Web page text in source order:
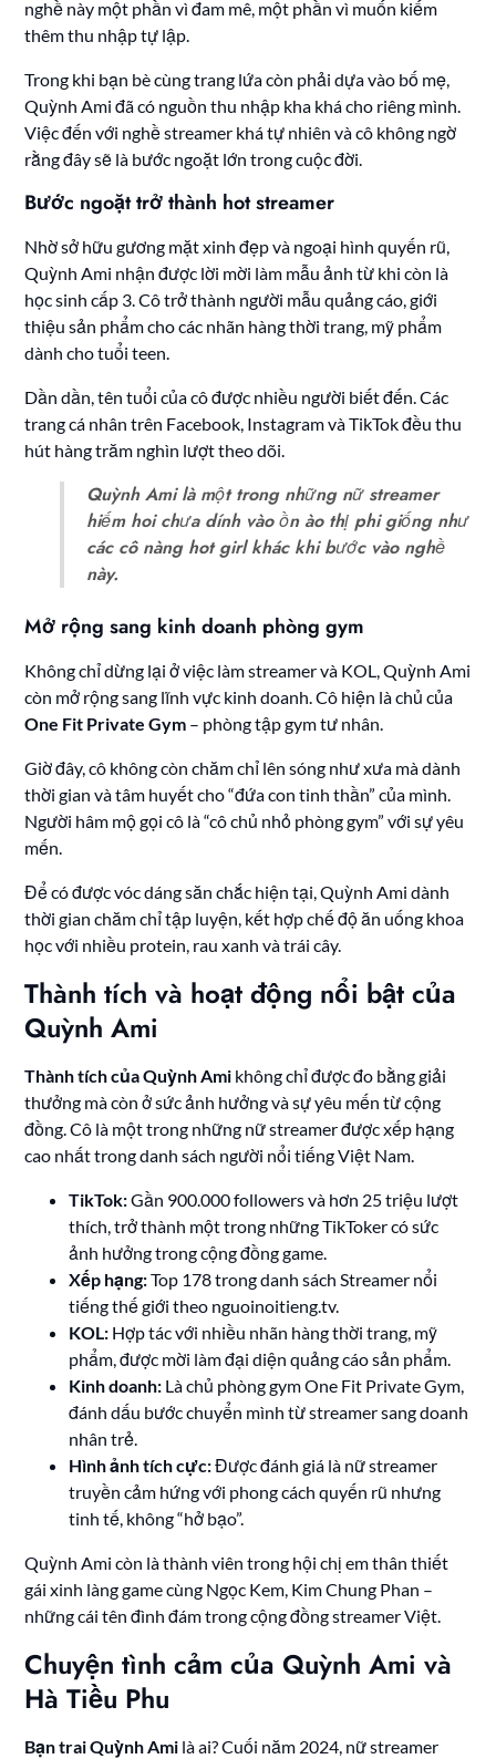
nghề này một phần vì đam mê, một phần vì muốn kiếm
thêm thu nhập tự lập.
Trong khi bạn bè cùng trang lứa còn phải dựa vào bố mẹ,
Quỳnh Ami đã có nguồn thu nhập kha khá cho riêng mình.
Việc đến với nghề streamer khá tự nhiên và cô không ngờ
rằng đây sẽ là bước ngoặt lớn trong cuộc đời.
Bước ngoặt trở thành hot streamer
Nhờ sở hữu gương mặt xinh đẹp và ngoại hình quyến rũ,
Quỳnh Ami nhận được lời mời làm mẫu ảnh từ khi còn là
học sinh cấp 3. Cô trở thành người mẫu quảng cáo, giới
thiệu sản phẩm cho các nhãn hàng thời trang, mỹ phẩm
dành cho tuổi teen.
Dần dần, tên tuổi của cô được nhiều người biết đến. Các
trang cá nhân trên Facebook, Instagram và TikTok đều thu
hút hàng trăm nghìn lượt theo dõi.
Quỳnh Ami là một trong những nữ streamer
hiếm hoi chưa dính vào ồn ào thị phi giống như
các cô nàng hot girl khác khi bước vào nghề
này.
Mở rộng sang kinh doanh phòng gym
Không chỉ dừng lại ở việc làm streamer và KOL, Quỳnh Ami
còn mở rộng sang lĩnh vực kinh doanh. Cô hiện là chủ của
One Fit Private Gym – phòng tập gym tư nhân.
Giờ đây, cô không còn chăm chỉ lên sóng như xưa mà dành
thời gian và tâm huyết cho “đứa con tinh thần” của mình.
Người hâm mộ gọi cô là “cô chủ nhỏ phòng gym” với sự yêu
mến.
Để có được vóc dáng săn chắc hiện tại, Quỳnh Ami dành
thời gian chăm chỉ tập luyện, kết hợp chế độ ăn uống khoa
học với nhiều protein, rau xanh và trái cây.
Thành tích và hoạt động nổi bật của
Quỳnh Ami
Thành tích của Quỳnh Ami không chỉ được đo bằng giải
thưởng mà còn ở sức ảnh hưởng và sự yêu mến từ cộng
đồng. Cô là một trong những nữ streamer được xếp hạng
cao nhất trong danh sách người nổi tiếng Việt Nam.
TikTok:Gần 900.000 followers và hơn 25 triệu lượt
thích, trở thành một trong những TikToker có sức
ảnh hưởng trong cộng đồng game.
Xếp hạng:Top 178 trong danh sách Streamer nổi
tiếng thế giới theo nguoinoitieng.tv.
KOL: Hợp tác với nhiều nhãn hàng thời trang, mỹ
phẩm, được mời làm đại diện quảng cáo sản phẩm.
Kinh doanh: Là chủ phòng gym One Fit Private Gym,
đánh dấu bước chuyển mình từ streamer sang doanh
nhân trẻ.
Hình ảnh tích cực:Được đánh giá là nữ streamer
truyền cảm hứng với phong cách quyến rũ nhưng
tinh tế, không “hở bạo”.
Quỳnh Ami còn là thành viên trong hội chị em thân thiết
gái xinh làng game cùng Ngọc Kem, Kim Chung Phan –
những cái tên đình đám trong cộng đồng streamer Việt.
Chuyện tình cảm của Quỳnh Ami và
Hà Tiều Phu
Bạn trai Quỳnh Ami là ai? Cuối năm 2024, nữ streamer